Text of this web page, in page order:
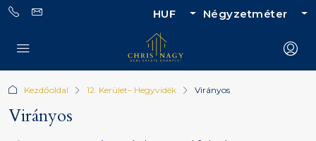
HUF Négyzetméter
Kezdőoldal 12. Kerület– Hegyvidék Virányos
Virányos